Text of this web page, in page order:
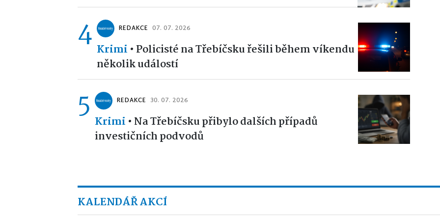
4 REDAKCE 07. 07. 2026
Krimi • Policisté na Třebíčsku řešili během víkendu
několik událostí
5 REDAKCE 30. 07. 2026
Krimi • Na Třebíčsku přibylo dalších případů
investičních podvodů
KALENDÁŘ AKCÍ